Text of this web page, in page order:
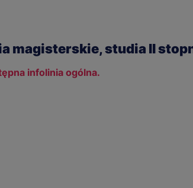
magisterskie, studia II
infolinia ogólna.